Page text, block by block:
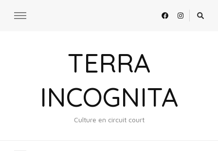
TERRA
INCOGNITA
Culture en circuit court